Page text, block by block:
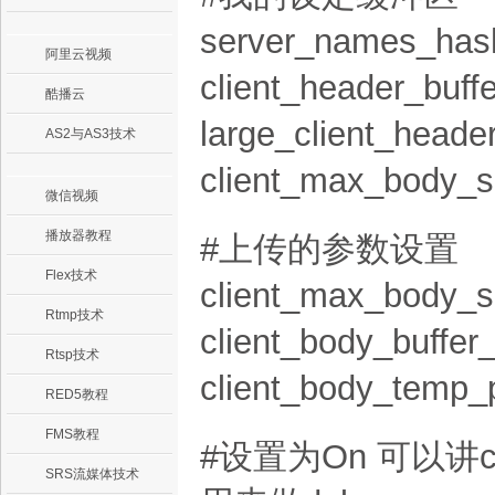
阿里云视频
酷播云
AS2与AS3技术
微信视频
播放器教程
Flex技术
Rtmp技术
Rtsp技术
RED5教程
FMS教程
SRS流媒体技术
#上传的参数设置
#设置为On 可以讲